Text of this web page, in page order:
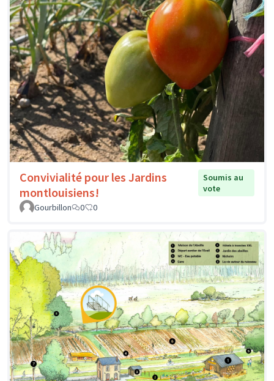
Convivialité pour les Jardins
montlouisiens!
Soumis au
vote
Gourbillon
0 0